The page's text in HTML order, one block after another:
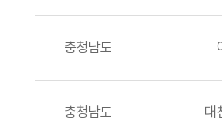
충청남도
충청남도 대